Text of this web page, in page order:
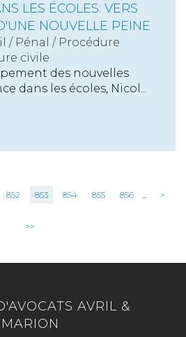
LES ÉCOLES: VERS
NOUVELLE PEINE
/ Pénal / Procédure
civile
des nouvelles
dans les écoles, Nicol...
852 853 854 855 856 ... >
>>
AVRIL &
MARION